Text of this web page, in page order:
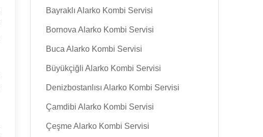
Bayraklı Alarko Kombi Servisi
Bornova Alarko Kombi Servisi
Buca Alarko Kombi Servisi
Büyükçiğli Alarko Kombi Servisi
Denizbostanlısı Alarko Kombi Servisi
Çamdibi Alarko Kombi Servisi
Çeşme Alarko Kombi Servisi